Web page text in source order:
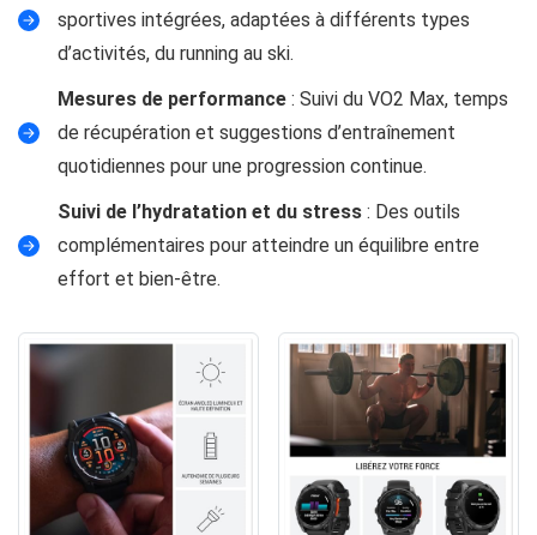
sportives intégrées, adaptées à différents types
d’activités, du running au ski.
Mesures de performance : Suivi du VO2 Max, temps
de récupération et suggestions d’entraînement
quotidiennes pour une progression continue.
Suivi de l’hydratation et du stress : Des outils
complémentaires pour atteindre un équilibre entre
effort et bien-être.